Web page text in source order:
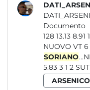
Documento
128 13.13 8.91 11.48 6
NUOVO VT 6
SORIANO
5.83 3
ARSENICO